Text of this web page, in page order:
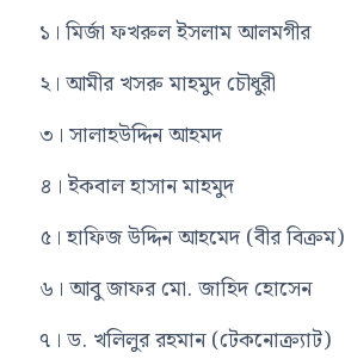
১। মির্জা ফখরুল ইসলাম আলমগীর
২। আমীর খসরু মাহমুদ চৌধুরী
৩। সালাহউদ্দিন আহমদ
৪। ইকবাল হাসান মাহমুদ
৫। হাফিজ উদ্দিন আহমেদ (বীর বিক্রম)
৬। আবু জাফর মো. জাহিদ হোসেন
৭। ড. খলিলুর রহমান (টেকনোক্র্যাট)